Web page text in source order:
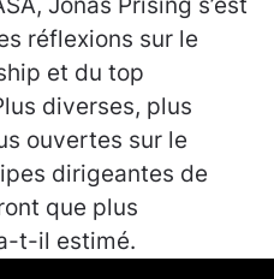
Jonas Prising s’est
réflexions sur le
et du top
diverses, plus
ouvertes sur le
dirigeantes de
que plus
t-il estimé.